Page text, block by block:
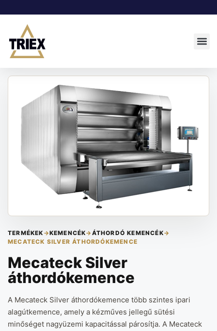
TERMÉKEK →KEMENCÉK→ ÁTHORDÓ KEMENCÉK→
MECATECK SILVER ÁTHORDÓKEMENCE
Mecateck Silver
áthordókemence
A Mecateck Silver áthordókemence több szintes ipari
alagútkemence, amely a kézműves jellegű sütési
minőséget nagyüzemi kapacitással párosítja. A Mecateck